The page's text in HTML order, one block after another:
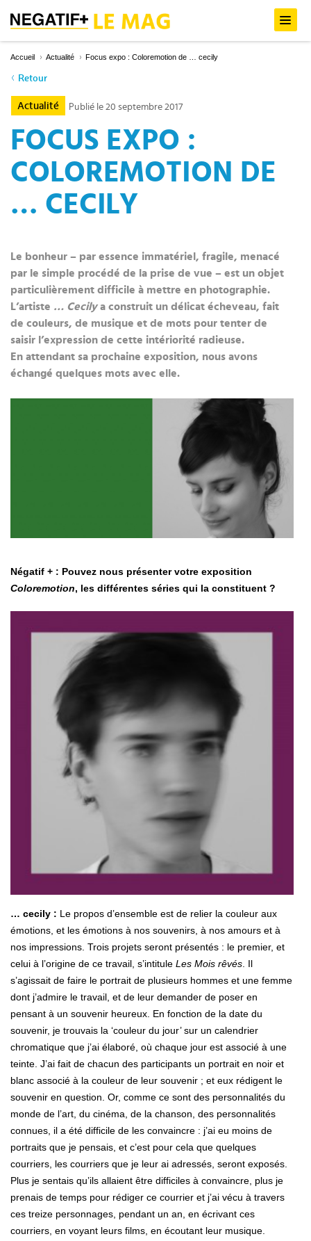
Accueil Actualité Focus expo : Coloremotion de … cecily
Retour
Actualité Publié le 20 septembre 2017
FOCUS EXPO :
COLOREMOTION DE
… CECILY
Le bonheur – par essence immatériel, fragile, menacé
par le simple procédé de la prise de vue – est un objet
particulièrement difficile à mettre en photographie.
L’artiste … Cecilya construit un délicat écheveau, fait
de couleurs, de musique et de mots pour tenter de
saisir l’expression de cette intériorité radieuse.
En attendant sa prochaine exposition, nous avons
échangé quelques mots avec elle.
Négatif + : Pouvez nous présenter votre exposition
Coloremotion, les différentes séries qui la constituent ?
… cecily : Le propos d’ensemble est de relier la couleur aux
émotions, et les émotions à nos souvenirs, à nos amours et à
nos impressions. Trois projets seront présentés : le premier, et
celui à l’origine de ce travail, s’intitule Les Mois rêvés. Il
s’agissait de faire le portrait de plusieurs hommes et une femme
dont j’admire le travail, et de leur demander de poser en
pensant à un souvenir heureux. En fonction de la date du
souvenir, je trouvais la ‘couleur du jour’ sur un calendrier
chromatique que j’ai élaboré, où chaque jour est associé à une
teinte. J’ai fait de chacun des participants un portrait en noir et
blanc associé à la couleur de leur souvenir ; et eux rédigent le
souvenir en question. Or, comme ce sont des personnalités du
monde de l’art, du cinéma, de la chanson, des personnalités
connues, il a été difficile de les convaincre : j’ai eu moins de
portraits que je pensais, et c’est pour cela que quelques
courriers, les courriers que je leur ai adressés, seront exposés.
Plus je sentais qu’ils allaient être difficiles à convaincre, plus je
prenais de temps pour rédiger ce courrier et j’ai vécu à travers
ces treize personnages, pendant un an, en écrivant ces
courriers, en voyant leurs films, en écoutant leur musique.